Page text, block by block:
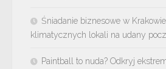
Śniadanie biznesowe w
klimatycznych lokali na udany
Paintball to nuda? Odkryj